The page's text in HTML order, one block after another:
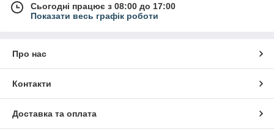
Сьогодні працює з 08:00 до 17:00
Показати весь графік роботи
Про нас
Контакти
Доставка та оплата